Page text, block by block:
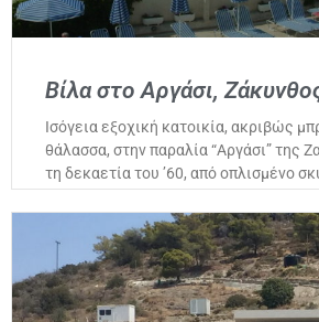
Βίλα στο Αργάσι,
Ισόγεια εξοχική κατοικία, ακριβώς
θάλασσα, στην παραλία “Αργάσι” της
τη δεκαετία του ’60, από οπλισμένο